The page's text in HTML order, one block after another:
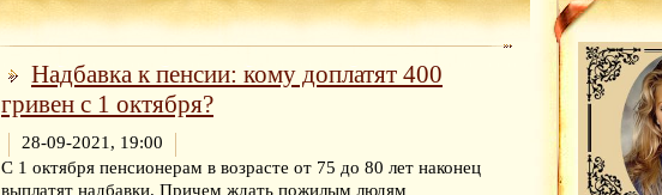
Надбавка к пенсии: кому доплатят 400
гривен с 1 октября?
28-09-2021, 19:00
С 1 октября пенсионерам в возрасте от 75 до 80 лет наконец
выплатят надбавки. Причем ждать пожилым людям